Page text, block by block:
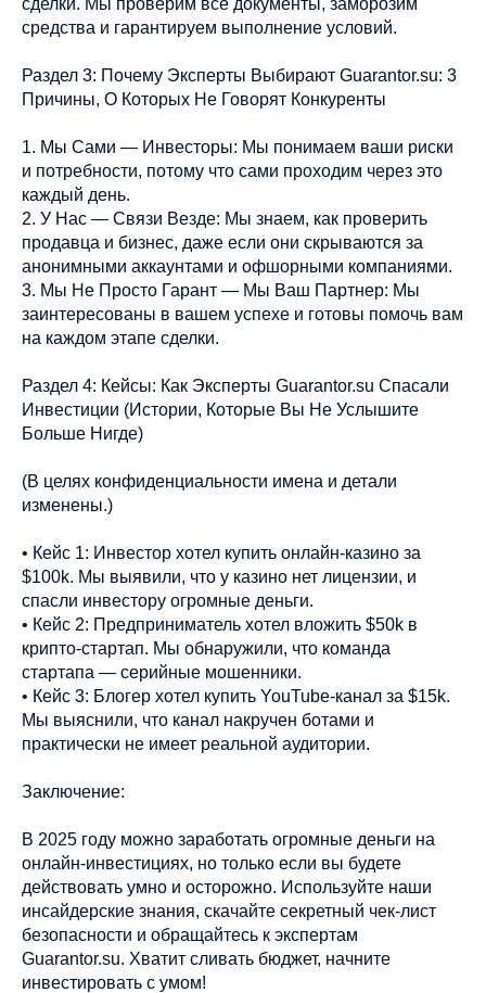
сделки. Мы проверим все документы, заморозим
средства и гарантируем выполнение условий.
Раздел 3: Почему Эксперты Выбирают Guarantor.su: 3
Причины, О Которых Не Говорят Конкуренты
1. Мы Сами — Инвесторы: Мы понимаем ваши риски
и потребности, потому что сами проходим через это
каждый день.
2. У Нас — Связи Везде: Мы знаем, как проверить
продавца и бизнес, даже если они скрываются за
анонимными аккаунтами и офшорными компаниями.
3. Мы Не Просто Гарант — Мы Ваш Партнер: Мы
заинтересованы в вашем успехе и готовы помочь вам
на каждом этапе сделки.
Раздел 4: Кейсы: Как Эксперты Guarantor.su Спасали
Инвестиции (Истории, Которые Вы Не Услышите
Больше Нигде)
(В целях конфиденциальности имена и детали
изменены.)
• Кейс 1: Инвестор хотел купить онлайн-казино за
$100k. Мы выявили, что у казино нет лицензии, и
спасли инвестору огромные деньги.
• Кейс 2: Предприниматель хотел вложить $50k в
крипто-стартап. Мы обнаружили, что команда
стартапа — серийные мошенники.
• Кейс 3: Блогер хотел купить YouTube-канал за $15k.
Мы выяснили, что канал накручен ботами и
практически не имеет реальной аудитории.
Заключение:
В 2025 году можно заработать огромные деньги на
онлайн-инвестициях, но только если вы будете
действовать умно и осторожно. Используйте наши
инсайдерские знания, скачайте секретный чек-лист
безопасности и обращайтесь к экспертам
Guarantor.su. Хватит сливать бюджет, начните
инвестировать с умом!